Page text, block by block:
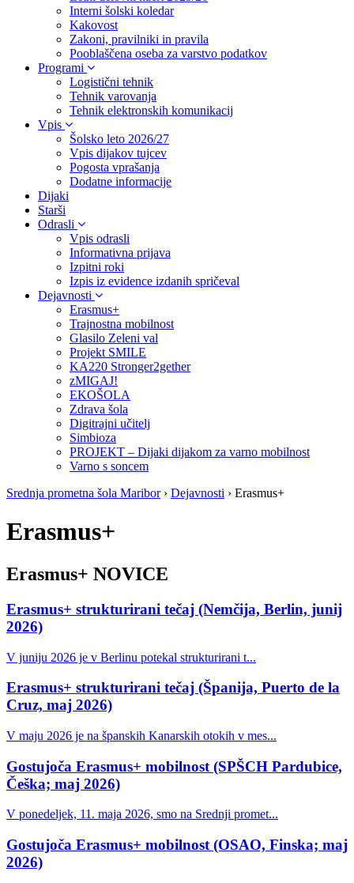
Interni šolski koledar
Kakovost
Zakoni, pravilniki in pravila
Pooblaščena oseba za varstvo podatkov
Programi
Logistični tehnik
Tehnik varovanja
Tehnik elektronskih komunikacij
Vpis
Šolsko leto 2026/27
Vpis dijakov tujcev
Pogosta vprašanja
Dodatne informacije
Dijaki
Starši
Odrasli
Vpis odrasli
Informativna prijava
Izpitni roki
Izpis iz evidence izdanih spričeval
Dejavnosti
Erasmus+
Trajnostna mobilnost
Glasilo Zeleni val
Projekt SMILE
KA220 Stronger2gether
zMIGAJ!
EKOŠOLA
Zdrava šola
Digitrajni učitelj
Simbioza
PROJEKT – Dijaki dijakom za varno mobilnost
Varno s soncem
Srednja prometna šola Maribor › Dejavnosti › Erasmus+
Erasmus+
Erasmus+ NOVICE
Erasmus+ strukturirani tečaj (Nemčija, Berlin, junij
2026)
V juniju 2026 je v Berlinu potekal strukturirani t...
Erasmus+ strukturirani tečaj (Španija, Puerto de la
Cruz, maj 2026)
V maju 2026 je na španskih Kanarskih otokih v mes...
Gostujoča Erasmus+ mobilnost (SPŠCH Pardubice,
Češka; maj 2026)
V ponedeljek, 11. maja 2026, smo na Srednji promet...
Gostujoča Erasmus+ mobilnost (OSAO, Finska; maj
2026)